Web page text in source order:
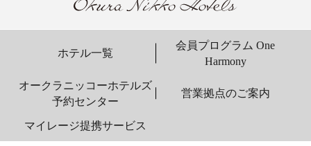
ホテル一覧
会員プログラム One
Harmony
オークラニッコーホテルズ
予約センター
営業拠点のご案内
マイレージ提携サービス